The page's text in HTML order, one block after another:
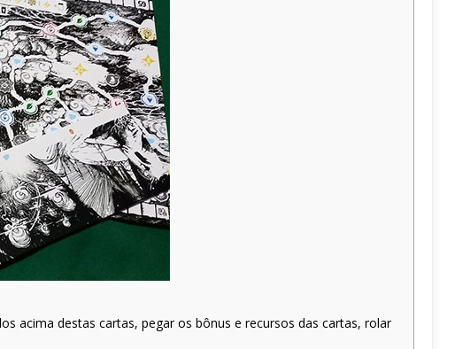
acima destas cartas, pegar os bônus e recursos das cartas, rolar